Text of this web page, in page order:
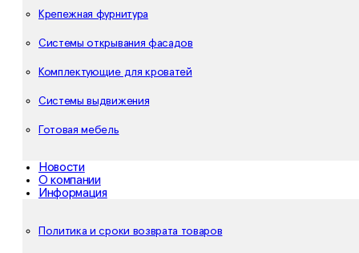
Крепежная фурнитура
Системы открывания фасадов
Комплектующие для кроватей
Системы выдвижения
Готовая мебель
Новости
О компании
Информация
Политика и сроки возврата товаров